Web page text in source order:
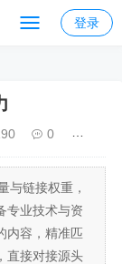
登录
0
与链接权重，
专业技术与资
内容，精准匹
直接对接源头